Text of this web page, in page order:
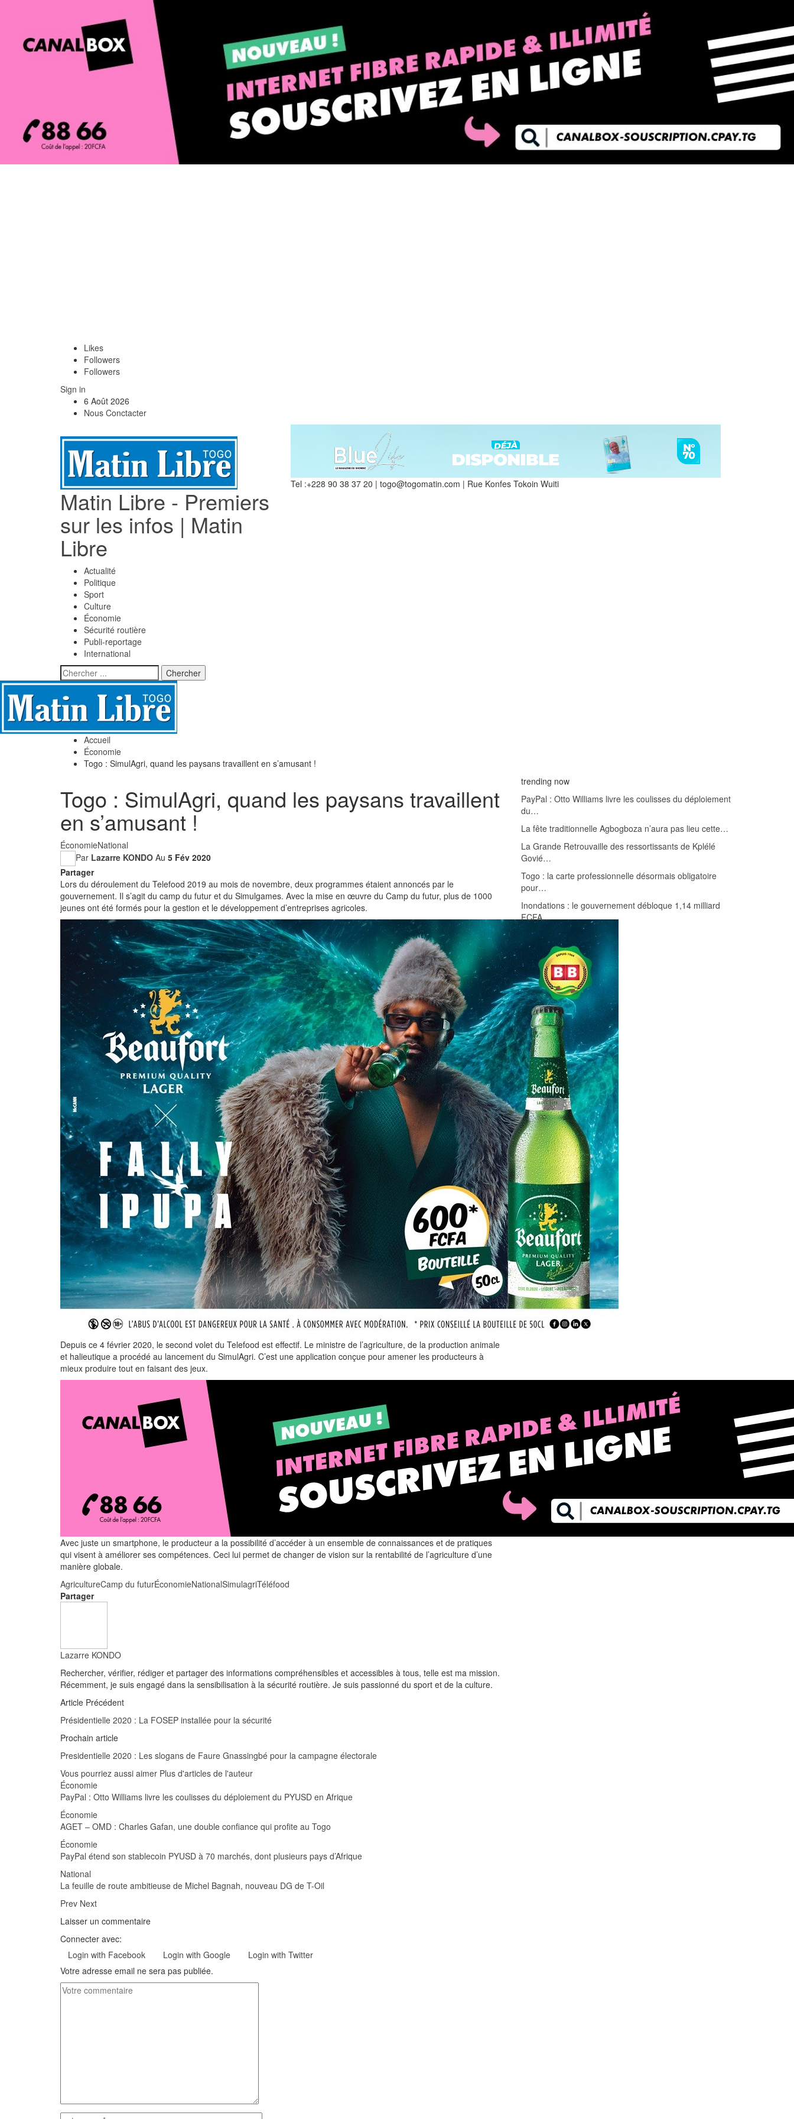
Likes
Followers
Followers
Sign in
6 Août 2026
Nous Conctacter
Matin Libre - Premiers
sur les infos | Matin
Libre
Tel :+228 90 38 37 20 | togo@togomatin.com | Rue Konfes Tokoin Wuiti
Actualité
Politique
Sport
Culture
Économie
Sécurité routière
Publi-reportage
International
Accueil
Économie
Togo : SimulAgri, quand les paysans travaillent en s’amusant !
Togo : SimulAgri, quand les paysans travaillent
en s’amusant !
ÉconomieNational
Par Lazarre KONDO Au 5 Fév 2020
Partager
Lors du déroulement du Telefood 2019 au mois de novembre, deux programmes étaient annoncés par le
gouvernement. Il s’agit du camp du futur et du Simulgames. Avec la mise en œuvre du Camp du futur, plus de 1000
jeunes ont été formés pour la gestion et le développement d’entreprises agricoles.
Depuis ce 4 février 2020, le second volet du Telefood est effectif. Le ministre de l’agriculture, de la production animale
et halieutique a procédé au lancement du SimulAgri. C’est une application conçue pour amener les producteurs à
mieux produire tout en faisant des jeux.
Avec juste un smartphone, le producteur a la possibilité d’accéder à un ensemble de connaissances et de pratiques
qui visent à améliorer ses compétences. Ceci lui permet de changer de vision sur la rentabilité de l’agriculture d’une
manière globale.
AgricultureCamp du futurÉconomieNationalSimulagriTéléfood
Partager
Lazarre KONDO
Rechercher, vérifier, rédiger et partager des informations compréhensibles et accessibles à tous, telle est ma mission.
Récemment, je suis engagé dans la sensibilisation à la sécurité routière. Je suis passionné du sport et de la culture.
Article Précédent
Présidentielle 2020 : La FOSEP installée pour la sécurité
Prochain article
Presidentielle 2020 : Les slogans de Faure Gnassingbé pour la campagne électorale
Vous pourriez aussi aimer Plus d'articles de l'auteur
Économie
PayPal : Otto Williams livre les coulisses du déploiement du PYUSD en Afrique
Économie
AGET – OMD : Charles Gafan, une double confiance qui profite au Togo
Économie
PayPal étend son stablecoin PYUSD à 70 marchés, dont plusieurs pays d’Afrique
National
La feuille de route ambitieuse de Michel Bagnah, nouveau DG de T-Oil
Prev Next
Laisser un commentaire
Connecter avec:
Login with Facebook
Login with Google
Login with Twitter
Votre adresse email ne sera pas publiée.
trending now
PayPal : Otto Williams livre les coulisses du déploiement
du…
La fête traditionnelle Agbogboza n’aura pas lieu cette…
La Grande Retrouvaille des ressortissants de Kplélé
Govié…
Togo : la carte professionnelle désormais obligatoire
pour…
Inondations : le gouvernement débloque 1,14 milliard
FCFA…